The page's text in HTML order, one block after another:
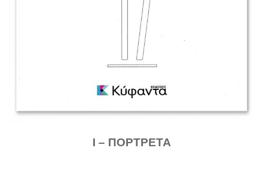
I – ΠΟΡΤΡΕΤΑ